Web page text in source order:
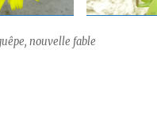
nouvelle fable